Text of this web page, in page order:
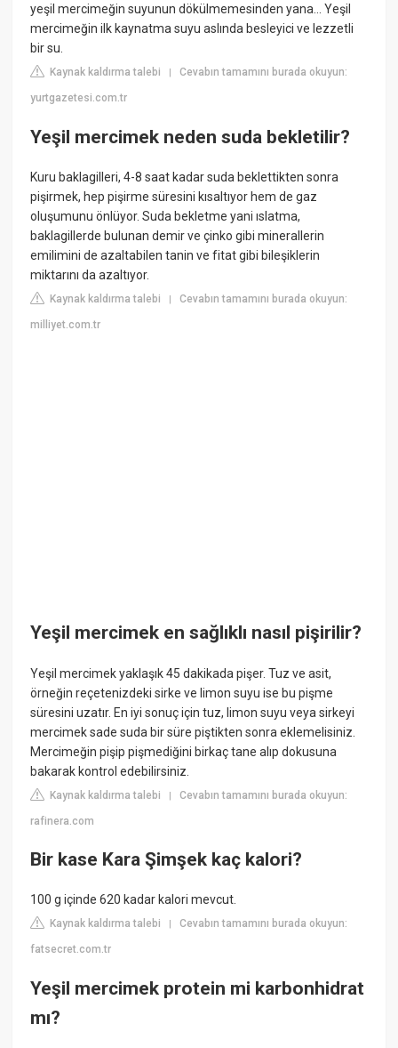
yeşil mercimeğin suyunun dökülmemesinden yana... Yeşil
mercimeğin ilk kaynatma suyu aslında besleyici ve lezzetli
bir su.
Kaynak kaldırma talebi |Cevabın tamamını burada okuyun:
yurtgazetesi.com.tr
Yeşil mercimek neden suda bekletilir?
Kuru baklagilleri, 4-8 saat kadar suda beklettikten sonra
pişirmek, hep pişirme süresini kısaltıyor hem de gaz
oluşumunu önlüyor. Suda bekletme yani ıslatma,
baklagillerde bulunan demir ve çinko gibi minerallerin
emilimini de azaltabilen tanin ve fitat gibi bileşiklerin
miktarını da azaltıyor.
Kaynak kaldırma talebi |Cevabın tamamını burada okuyun:
milliyet.com.tr
Yeşil mercimek en sağlıklı nasıl pişirilir?
Yeşil mercimek yaklaşık 45 dakikada pişer. Tuz ve asit,
örneğin reçetenizdeki sirke ve limon suyu ise bu pişme
süresini uzatır. En iyi sonuç için tuz, limon suyu veya sirkeyi
mercimek sade suda bir süre piştikten sonra eklemelisiniz.
Mercimeğin pişip pişmediğini birkaç tane alıp dokusuna
bakarak kontrol edebilirsiniz.
Kaynak kaldırma talebi |Cevabın tamamını burada okuyun:
rafinera.com
Bir kase Kara Şimşek kaç kalori?
100 g içinde 620 kadar kalori mevcut.
Kaynak kaldırma talebi |Cevabın tamamını burada okuyun:
fatsecret.com.tr
Yeşil mercimek protein mi karbonhidrat
mı?